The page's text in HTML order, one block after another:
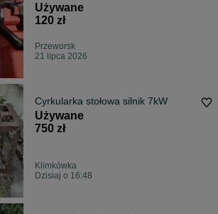
Używane
120 zł
Przeworsk
21 lipca 2026
Cyrkularka stołowa silnik 7kW
Używane
750 zł
Klimkówka
Dzisiaj o 16:48